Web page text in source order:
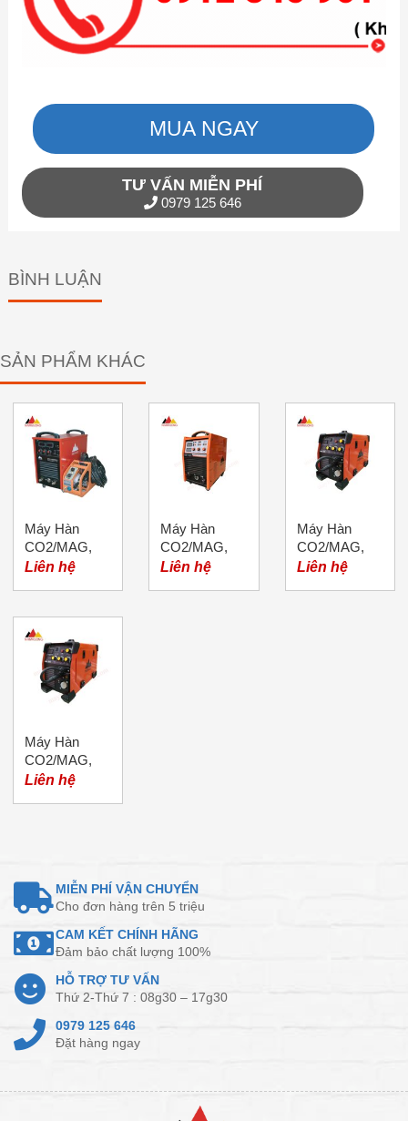
MUA NGAY
TƯ VẤN MIỄN PHÍ
0979 125 646
BÌNH LUẬN
SẢN PHẨM KHÁC
Máy Hàn
CO2/MAG,
Hiệu Merkel,
Liên hệ
Máy Hàn
CO2/MAG,
Hiệu Merkel,
Liên hệ
Máy Hàn
CO2/MAG,
Hiệu Merkel,
Liên hệ
Máy Hàn
CO2/MAG,
Hiệu Merkel,
Liên hệ
MIỄN PHÍ VẬN CHUYỂN
Cho đơn hàng trên 5 triệu
CAM KẾT CHÍNH HÃNG
Đảm bảo chất lượng 100%
HỖ TRỢ TƯ VẤN
Thứ 2-Thứ 7 : 08g30 – 17g30
0979 125 646
Đặt hàng ngay